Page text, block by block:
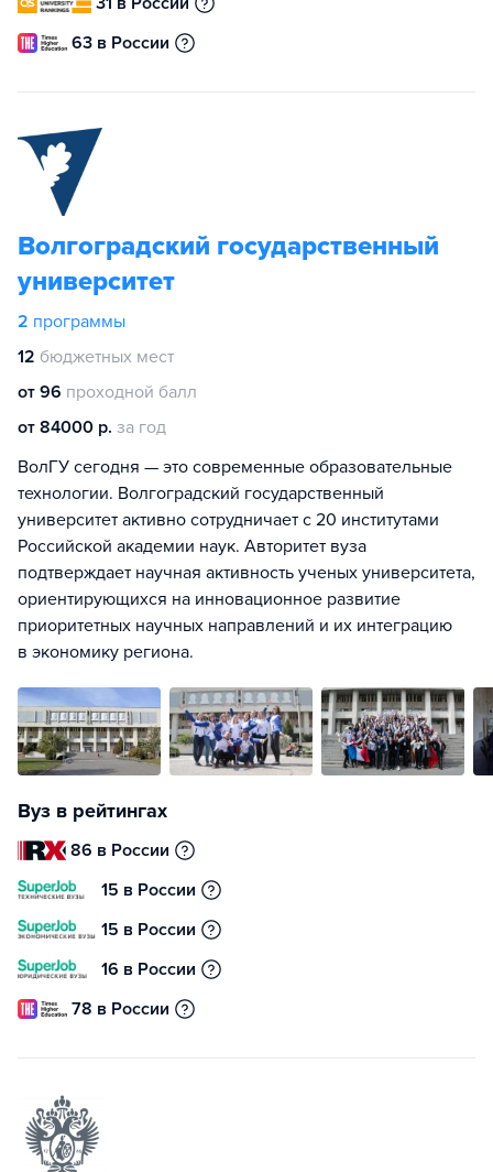
63 в России
Волгоградский государственный
университет
2 программы
12 бюджетных мест
от 96 проходной балл
от 84000 р. за год
ВолГУ сегодня — это современные образовательные
технологии. Волгоградский государственный
университет активно сотрудничает с 20 институтами
Российской академии наук. Авторитет вуза
подтверждает научная активность ученых университета,
ориентирующихся на инновационное развитие
приоритетных научных направлений и их интеграцию
в экономику региона.
Вуз в рейтингах
86 в России
15 в России
15 в России
16 в России
78 в России